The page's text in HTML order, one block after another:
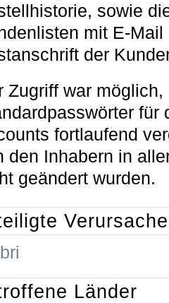
sowie
mit E-Mail
der
Zugriff war möglich,
für
fortlaufend
den Inhabern in
geändert wurden.
Länder